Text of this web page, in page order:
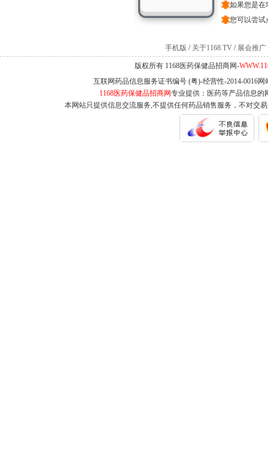
如果您是在
您可以尝试
手机版 / 关于1168.TV / 展会推广
版权所有 1168医药保健品招商网-
互联网药品信息服务证书编号 (粤)-经营性-2014-0016
1168医药保健品招商网专业提供：医药等产品信息的
本网站只提供信息交流服务,不提供任何药品销售服务，不对交